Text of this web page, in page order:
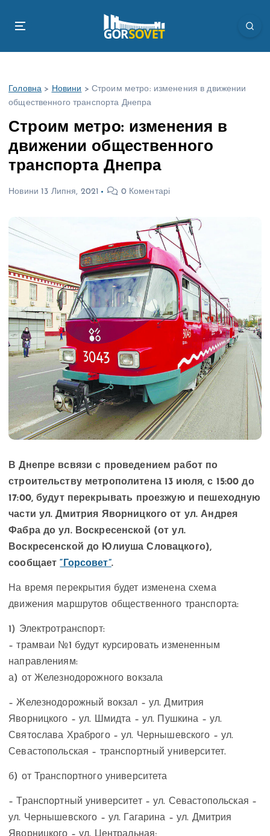
Головна > Новини > Строим метро: изменения в движении
общественного транспорта Днепра
Строим метро: изменения в
движении общественного
транспорта Днепра
Новини 13 Липня, 2021 0 Коментарі
В Днепре всвязи с проведением работ по
строительству метрополитена 13 июля, с 15:00 до
17:00, будут перекрывать проезжую и пешеходную
части ул. Дмитрия Яворницкого от ул. Андрея
Фабра до ул. Воскресенской (от ул.
Воскресенской до Юлиуша Словацкого),
сообщает“Горсовет”.
На время перекрытия будет изменена схема
движения маршрутов общественного транспорта:
1) Электротранспорт:
– трамваи №1 будут курсировать измененным
направлениям:
а) от Железнодорожного вокзала
– Железнодорожный вокзал – ул. Дмитрия
Яворницкого – ул. Шмидта – ул. Пушкина – ул.
Святослава Храброго – ул. Чернышевского – ул.
Севастопольская – транспортный университет.
б) от Транспортного университета
– Транспортный университет – ул. Севастопольская –
ул. Чернышевского – ул. Гагарина – ул. Дмитрия